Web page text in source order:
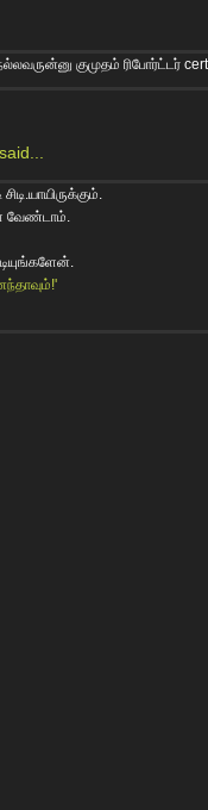
குமுதம் ரிபோர்ட்டர்
said...
வேண்டாம்.